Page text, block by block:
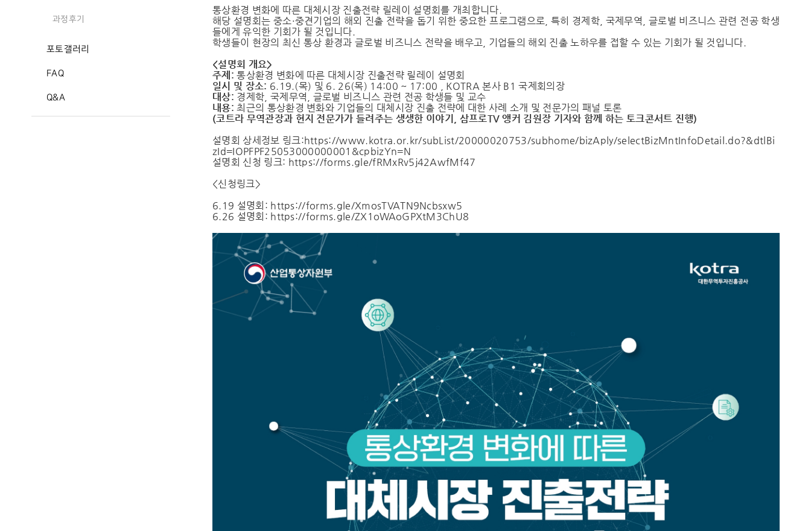
과정후기
포토갤러리
FAQ
Q&A
통상환경 변화에 따른 대체시장 진출전략 릴레이 설명회를 개최합니다.
해당 설명회는 중소·중견기업의 해외 진출 전략을 돕기 위한 중요한 프로그램으로, 특히 경제학, 국제무역, 글로벌 비즈니스 관련 전공 학생
들에게 유익한 기회가 될 것입니다.
학생들이 현장의 최신 통상 환경과 글로벌 비즈니스 전략을 배우고, 기업들의 해외 진출 노하우를 접할 수 있는 기회가 될 것입니다.
<설명회 개요>
주제: 통상환경 변화에 따른 대체시장 진출전략 릴레이 설명회
일시 및 장소: 6.19.(목) 및 6. 26(목) 14:00 ~ 17:00 , KOTRA 본사 B1 국제회의장
대상: 경제학, 국제무역, 글로벌 비즈니스 관련 전공 학생들 및 교수
내용: 최근의 통상환경 변화와 기업들의 대체시장 진출 전략에 대한 사례 소개 및 전문가의 패널 토론
(코트라 무역관장과 현지 전문가가 들려주는 생생한 이야기, 삼프로TV 앵커 김원장 기자와 함께 하는 토크콘서트 진행)
설명회 상세정보 링크:https://www.kotra.or.kr/subList/20000020753/subhome/bizAply/selectBizMntInfoDetail.do?&dtlBi
zId=IOPFPF25053000000001&cpbizYn=N
설명회 신청 링크: https://forms.gle/fRMxRv5j42AwfMf47
<신청링크>
6.19 설명회: https://forms.gle/XmosTVATN9Ncbsxw5
6.26 설명회: https://forms.gle/ZX1oWAoGPXtM3ChU8